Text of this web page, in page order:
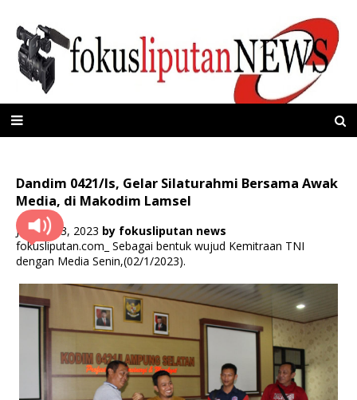
Dandim 0421/ls, Gelar Silaturahmi Bersama Awak
Media, di Makodim Lamsel
Januari 03, 2023 by fokusliputan news
fokusliputan.com_ Sebagai bentuk wujud Kemitraan TNI
dengan Media Senin,(02/1/2023).